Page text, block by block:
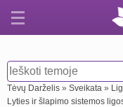
Tėvų Darželis » Sveikata »
Lyties ir šlapimo sistemos